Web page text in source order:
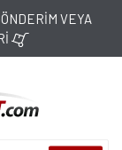
VEYA